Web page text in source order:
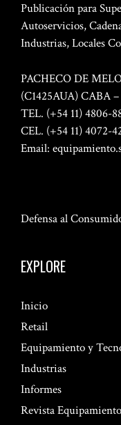
Publicación para
Autoservicios,
Industrias, Locales
PACHECO DE
(C1425AUA) CABA
TEL. (+54 11) 4806-
CEL. (+54 11) 4072-
Email:
Defensa al
EXPLORE
Inicio
Retail
Equipamiento y
Industrias
Informes
Revista